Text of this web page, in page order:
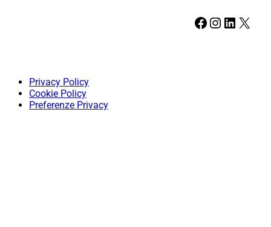
Facebook Instagram LinkedIn X
Privacy Policy
Cookie Policy
Preferenze Privacy